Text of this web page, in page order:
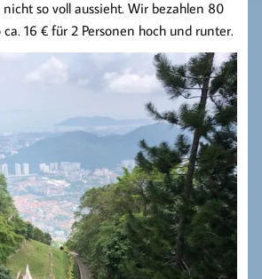
nicht so voll aussieht. Wir bezahlen 80
16 € für 2 Personen hoch und runter.